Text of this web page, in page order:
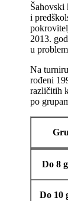
Šahovski
i
2013.
u
Na
rođeni
različitih
po
Do 8
Do 10